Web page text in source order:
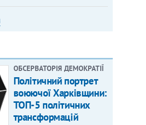
ОБСЕРВАТОРІЯ ДЕМОКРАТІЇ
Політичний портрет
воюючої Харківщини:
ТОП-5 політичних
трансформацій